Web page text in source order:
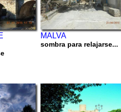
MALVA
sombra para relajarse...